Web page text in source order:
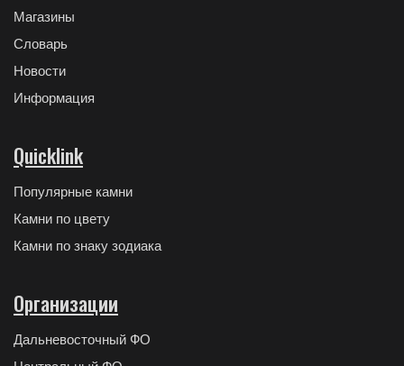
Магазины
Словарь
Новости
Информация
Quicklink
Популярные камни
Камни по цвету
Камни по знаку зодиака
Организации
Дальневосточный ФО